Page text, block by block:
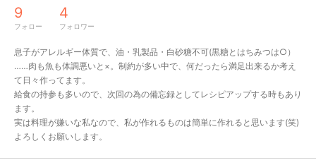
9
フォロー
4
フォロワー
息子がアレルギー体質で、油・乳製品・白砂糖不可(黒糖とはちみつは○）
……肉も魚も体調悪いと×。制約が多い中で、何だったら満足出来るか考え
て日々作ってます。
給食の持参も多いので、次回の為の備忘録としてレシピアップする時もあり
ます。
実は料理が嫌いな私なので、私が作れるものは簡単に作れると思います(笑)
よろしくお願いします。